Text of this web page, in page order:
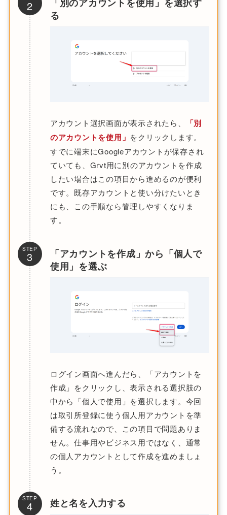
2
る
アカウント選択画面が表示されたら、
「別
のアカウントを使用」 をクリックします。
すでに端末にGoogleアカウントが保存され
ていても、Grvt用に別のアカウントを作成
したい場合はこの項目から進めるのが便利
です。既存アカウントと使い分けたいとき
にも、この手順なら管理しやすくなりま
す。
STEP
3
「アカウントを作成」から「個人で
使用」を選ぶ
ログイン画面へ進んだら、「アカウントを
作成」をクリックし、表示される選択肢の
中から「個人で使用」を選択します。今回
は取引所登録に使う個人用アカウントを準
備する流れなので、この項目で問題ありま
せん。仕事用やビジネス用ではなく、通常
の個人アカウントとして作成を進めましょ
う。
STEP
4 姓と名を入力する